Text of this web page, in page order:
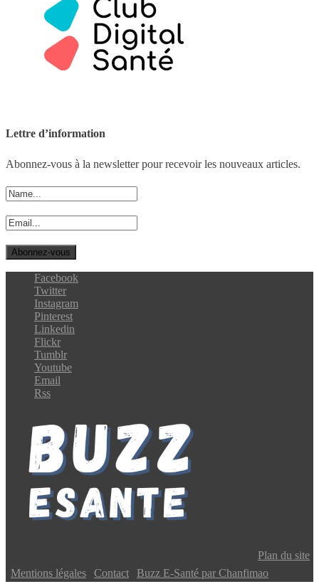
Lettre d’information
Abonnez-vous à la newsletter pour recevoir les nouveaux articles.
Facebook
Twitter
Instagram
Pinterest
Linkedin
Flickr
Tumblr
Youtube
Email
Rss
Plan du site
Mentions légales Contact Buzz E-Santé par Chanfimao